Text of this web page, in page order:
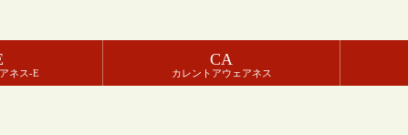
ネス-E
CA
カレントアウェアネス